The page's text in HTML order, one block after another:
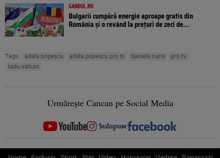
GANDUL.RO
Bulgarii cumpără energie aproape gratis din
România și o revând la prețuri de zeci de...
Tags: adela popescu adela popescu pro tv daniela nane
pro tv
radu valcan
Urmărește Cancan pe Social Media